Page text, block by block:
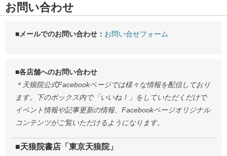
お問い合わせ
■メールでのお問い合わせ： お問い合せフォーム
■各店舗へのお問い合わせ
＊天狼院公式Facebookページでは様々な情報を配信しており
ます。下のボックス内で「いいね！」をしていただくだけで
イベント情報や記事更新の情報、Facebookページオリジナル
コンテンツがご覧いただけるようになります。
■天狼院書店「東京天狼院」